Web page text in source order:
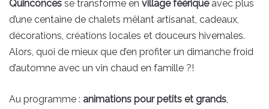
Quinconces se transforme en village féériqueavec plus
d’une centaine de chalets mêlant artisanat, cadeaux,
décorations, créations locales et douceurs hivernales.
Alors, quoi de mieux que d’en profiter un dimanche froid
d’automne avec un vin chaud en famille ?!
Au programme : animations pour petits et grands,